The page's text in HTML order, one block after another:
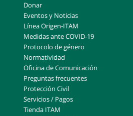
Donar
Eventos y Noticias
Línea Origen-ITAM
Medidas ante COVID-19
Protocolo de género
Normatividad
Oficina de Comunicación
Preguntas frecuentes
Protección Civil
Servicios / Pagos
Tienda ITAM